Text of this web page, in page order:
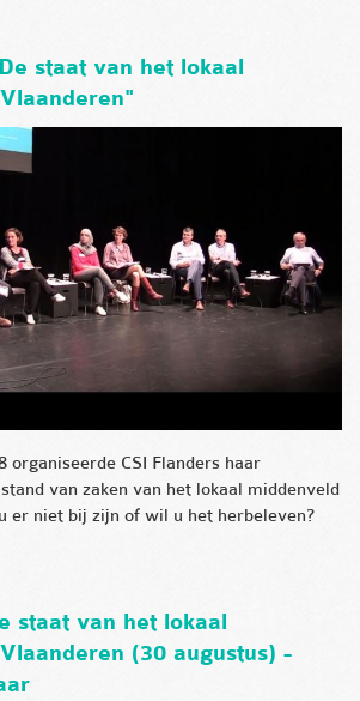
staat van het lokaal
organiseerde CSI Flanders haar
van zaken van het lokaal middenveld
er niet bij zijn of wil u het herbeleven?
staat van het lokaal
(30 augustus) -